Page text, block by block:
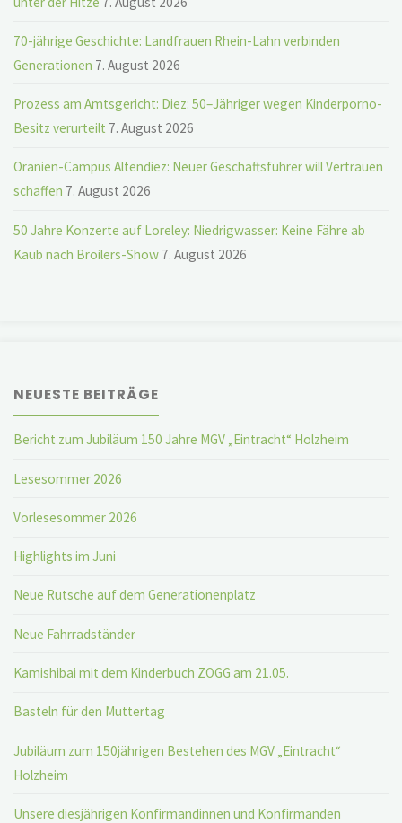
70-jährige Geschichte: Landfrauen Rhein-Lahn verbinden
Generationen 7. August 2026
Prozess am Amtsgericht: Diez: 50–Jähriger wegen Kinderporno-
Besitz verurteilt 7. August 2026
Oranien-Campus Altendiez: Neuer Geschäftsführer will Vertrauen
schaffen 7. August 2026
50 Jahre Konzerte auf Loreley: Niedrigwasser: Keine Fähre ab
Kaub nach Broilers-Show 7. August 2026
NEUESTE BEITRÄGE
Bericht zum Jubiläum 150 Jahre MGV „Eintracht“ Holzheim
Lesesommer 2026
Vorlesesommer 2026
Highlights im Juni
Neue Rutsche auf dem Generationenplatz
Neue Fahrradständer
Kamishibai mit dem Kinderbuch ZOGG am 21.05.
Basteln für den Muttertag
Jubiläum zum 150jährigen Bestehen des MGV „Eintracht“
Holzheim
Unsere diesjährigen Konfirmandinnen und Konfirmanden